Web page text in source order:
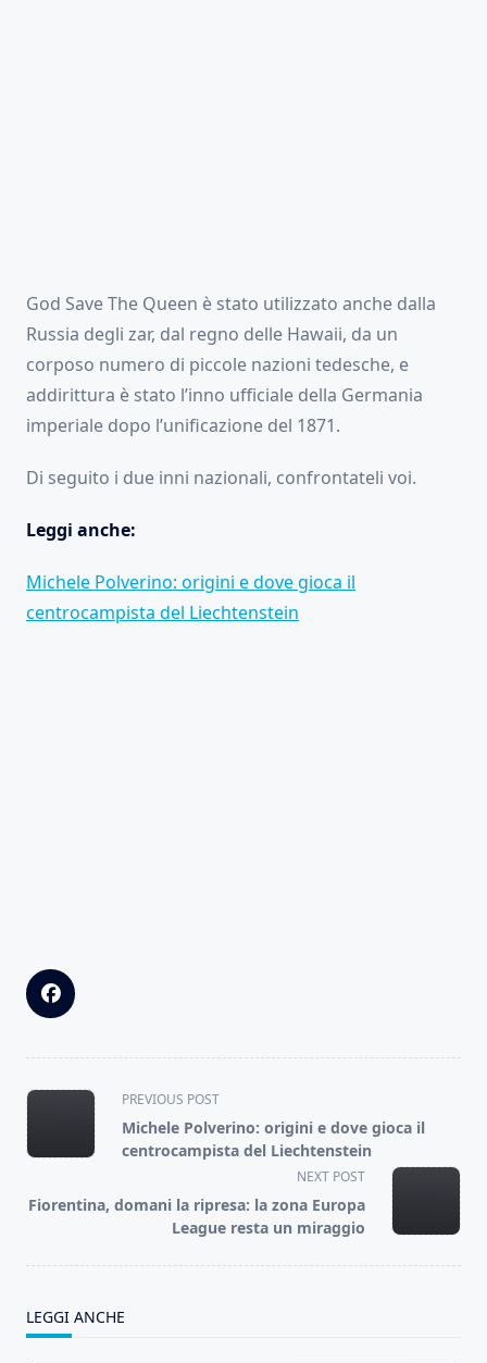
God Save The Queen è stato utilizzato anche dalla
Russia degli zar, dal regno delle Hawaii, da un
corposo numero di piccole nazioni tedesche, e
addirittura è stato l’inno ufficiale della Germania
imperiale dopo l’unificazione del 1871.
Di seguito i due inni nazionali, confrontateli voi.
Leggi anche:
Michele Polverino: origini e dove gioca il
centrocampista del Liechtenstein
<span
class="nav-
subtitle
reader-
text">Page</span>
PREVIOUS POST
Michele Polverino: origini e dove gioca il
centrocampista del Liechtenstein
NEXT POST
Fiorentina, domani la ripresa: la zona Europa
League resta un miraggio
LEGGI ANCHE